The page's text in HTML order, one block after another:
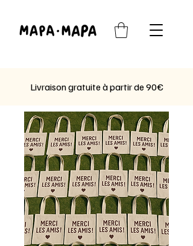
Livraison gratuite à partir de 90€